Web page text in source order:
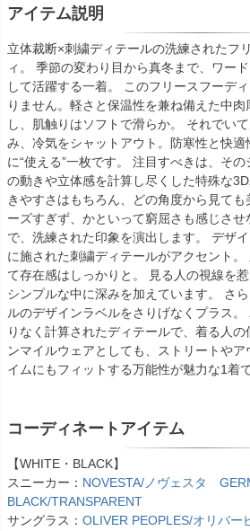
アイテム説明
立体裁断×刺繍ディテールの洗練されたフ
ィ。 季節の変わり目から真冬まで、ワー
して活躍する一着。 このフリースフーデ
りません。軽さと保温性を兼ね備えた中
し、肌触りはソフトで滑らか。 それでい
み、冷気をシャットアウト。防寒性と快適
に“使える”一枚です。 注目すべきは、そ
の動きや立体感を計算し尽くした特殊な
きやすさはもちろん、どの角度から見て
ーズすぎず、かといって窮屈さも感じさ
で、洗練された印象を演出します。 デザ
に施された刺繍ディテールがアクセント
て存在感はしっかりと。 見る人の視線を
シンプルな中に深みを加えています。 さ
ルのデザインラベルをさりげなくプラス
りなく計算されたディテールで、着る人
ンマイルウェアとしても、ストリートや
イムにもフィットする万能性が魅力な1着で
コーディネートアイテム
【WHITE・BLACK】
スニーカー： NOVESTA/ノヴェスタ
BLACK/TRANSPARENT
サングラス： OLIVER PEOPLES/オリバ